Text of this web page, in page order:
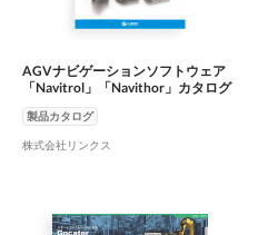
AGVナビゲーションソフトウェア
「Navitrol」「Navithor」カタログ
製品カタログ
株式会社リンクス